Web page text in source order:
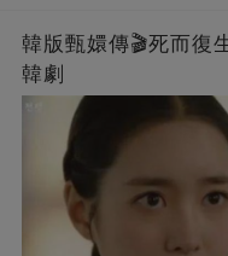
韓版甄嬛傳🎬死而復
韓劇